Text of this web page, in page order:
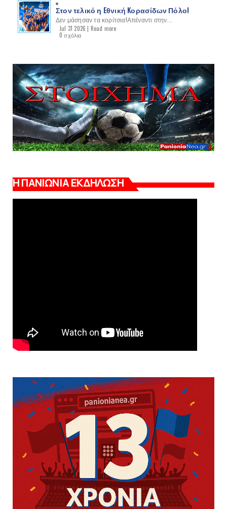
Στον τελικό η Eθνική Kορασίδων Πόλο!
Δεν μάσησαν τα κορίτσια!Απέναντι στην...
Jul 31 2026 | Read more
0 σχόλια
Η ΠΑΝΙΩΝΙΑ ΕΚΔΗΛΩΣΗ